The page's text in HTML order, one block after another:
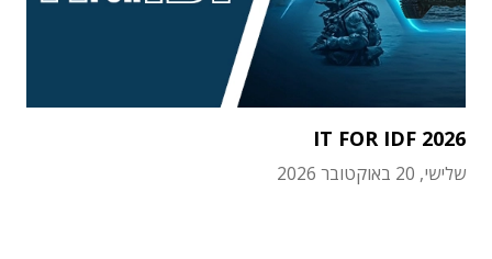
IT FOR IDF 2026
שלישי, 20 באוקטובר 2026